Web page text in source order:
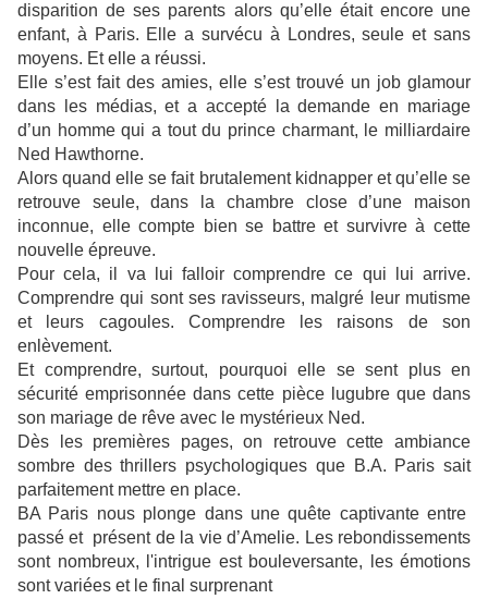
disparition de ses parents alors qu’elle était encore une
enfant, à Paris. Elle a survécu à Londres, seule et sans
moyens. Et elle a réussi.
Elle s’est fait des amies, elle s’est trouvé un job glamour
dans les médias, et a accepté la demande en mariage
d’un homme qui a tout du prince charmant, le milliardaire
Ned Hawthorne.
Alors quand elle se fait brutalement kidnapper et qu’elle se
retrouve seule, dans la chambre close d’une maison
inconnue, elle compte bien se battre et survivre à cette
nouvelle épreuve.
Pour cela, il va lui falloir comprendre ce qui lui arrive.
Comprendre qui sont ses ravisseurs, malgré leur mutisme
et leurs cagoules. Comprendre les raisons de son
enlèvement.
Et comprendre, surtout, pourquoi elle se sent plus en
sécurité emprisonnée dans cette pièce lugubre que dans
son mariage de rêve avec le mystérieux Ned.
Dès les premières pages, on retrouve cette ambiance
sombre des thrillers psychologiques que B.A. Paris sait
parfaitement mettre en place.
BA Paris nous plonge dans une quête captivante entre
passé et présent de la vie d’Amelie. Les rebondissements
sont nombreux, l'intrigue est bouleversante, les émotions
sont variées et le final surprenant